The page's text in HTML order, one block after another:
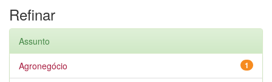
Refinar
Assunto
1
Agronegócio